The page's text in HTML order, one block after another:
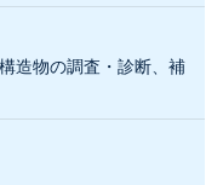
造物の調査・診断、補